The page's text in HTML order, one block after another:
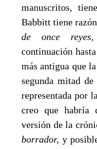
manuscritos,
Babbitt tiene
de once
continuación
más antigua que la
segunda mitad de
re­presentada por
creo que habría
versión de la
bo­rrador, y